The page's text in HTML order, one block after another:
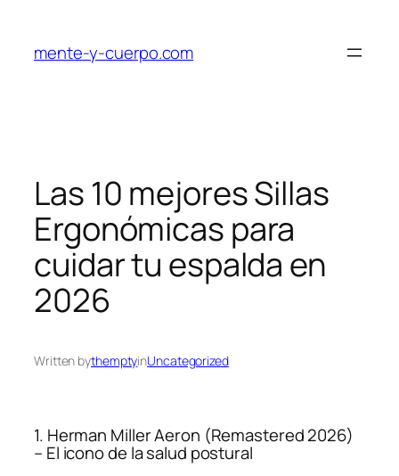
content
mente-y-cuerpo.com
Las 10 mejores Sillas
Ergonómicas para
cuidar tu espalda en
2026
Written bythemptyinUncategorized
1. Herman Miller Aeron (Remastered 2026)
– El icono de la salud postural